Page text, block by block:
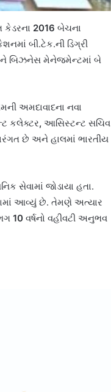
2016 બેચના
બી.ટેક.ની ડિગ્રી
બિઝનેસ મેનેજમેન્ટમાં બે
અમદાવાદના નવા
કલેક્ટર, આસિસ્ટન્ટ સચિવ
છે અને હાલમાં ભારતીય
સેવામાં જોડાયા હતા.
આવ્યું છે. તેમણે અત્યાર
10 વર્ષનો વહીવટી અનુભવ